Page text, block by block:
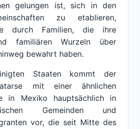
gelungen ist, sich in den
zu etablieren,
durch Familien, die ihre
familiären Wurzeln über
bewahrt haben.
Staaten kommt der
mit einer ähnlichen
in Mexiko hauptsächlich in
Gemeinden und
vor, die seit Mitte des